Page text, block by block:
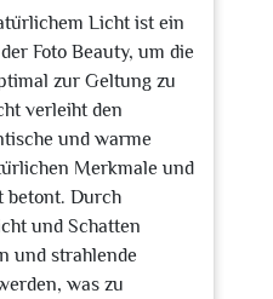
Licht ist ein
Foto Beauty, um die
zur Geltung zu
verleiht den
und warme
Merkmale und
betont. Durch
und Schatten
und strahlende
was zu